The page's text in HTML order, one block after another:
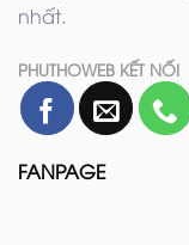
nhất.
PHUTHOWEB KẾT NỐI
FANPAGE